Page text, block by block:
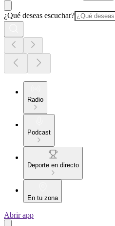
¿Qué deseas escuchar?
Radio
Podcast
Deporte en directo
En tu zona
Abrir app